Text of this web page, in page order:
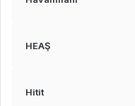
HEAŞ
Hitit